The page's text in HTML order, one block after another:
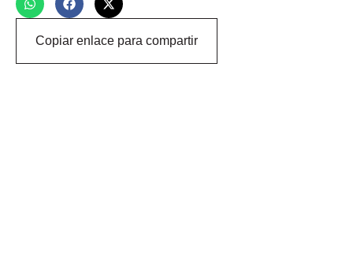
Copiar enlace para compartir